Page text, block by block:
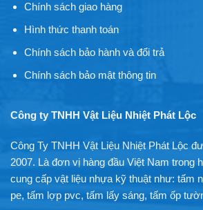
Chính sách giao hàng
Hình thức thanh toán
Chính sách bảo hành và đổi trả
Chính sách bảo mật thông tin
Công ty TNHH Vật Liệu Nhiệt Phát Lộc
Công Ty TNHH Vật Liệu Nhiệt Phát Lộc
2007. Là đơn vị hàng đầu Việt Nam trong
cung cấp vật liệu nhựa kỹ thuật như: tấm
pe, tấm lợp pvc, tấm lấy sáng, tấm ốp